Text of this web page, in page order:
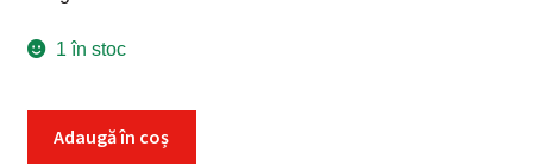
1 în stoc
Carcasa
Adaugă în coș